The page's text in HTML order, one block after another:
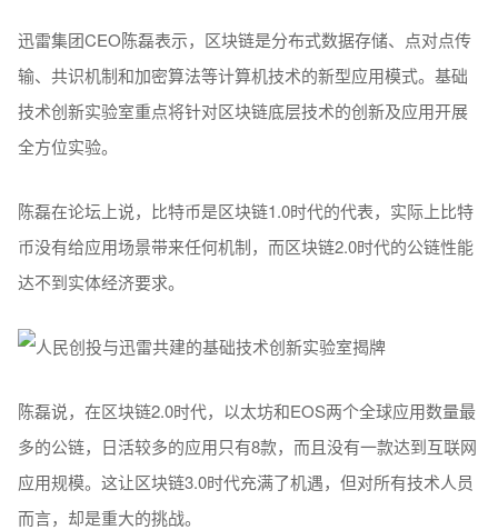
迅雷集团CEO陈磊表示，区块链是分布式数据存储、点对点传
输、共识机制和加密算法等计算机技术的新型应用模式。基础
技术创新实验室重点将针对区块链底层技术的创新及应用开展
全方位实验。
陈磊在论坛上说，比特币是区块链1.0时代的代表，实际上比特
币没有给应用场景带来任何机制，而区块链2.0时代的公链性能
达不到实体经济要求。
陈磊说，在区块链2.0时代，以太坊和EOS两个全球应用数量最
多的公链，日活较多的应用只有8款，而且没有一款达到互联网
应用规模。这让区块链3.0时代充满了机遇，但对所有技术人员
而言，却是重大的挑战。